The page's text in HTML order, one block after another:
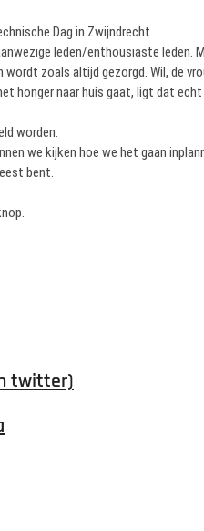
Dag in Zwijndrecht.
leden/enthousiaste leden.
zoals altijd gezorgd. Wil, de
honger naar huis gaat, ligt dat
worden.
we kijken hoe we het gaan
bent.
twitter)